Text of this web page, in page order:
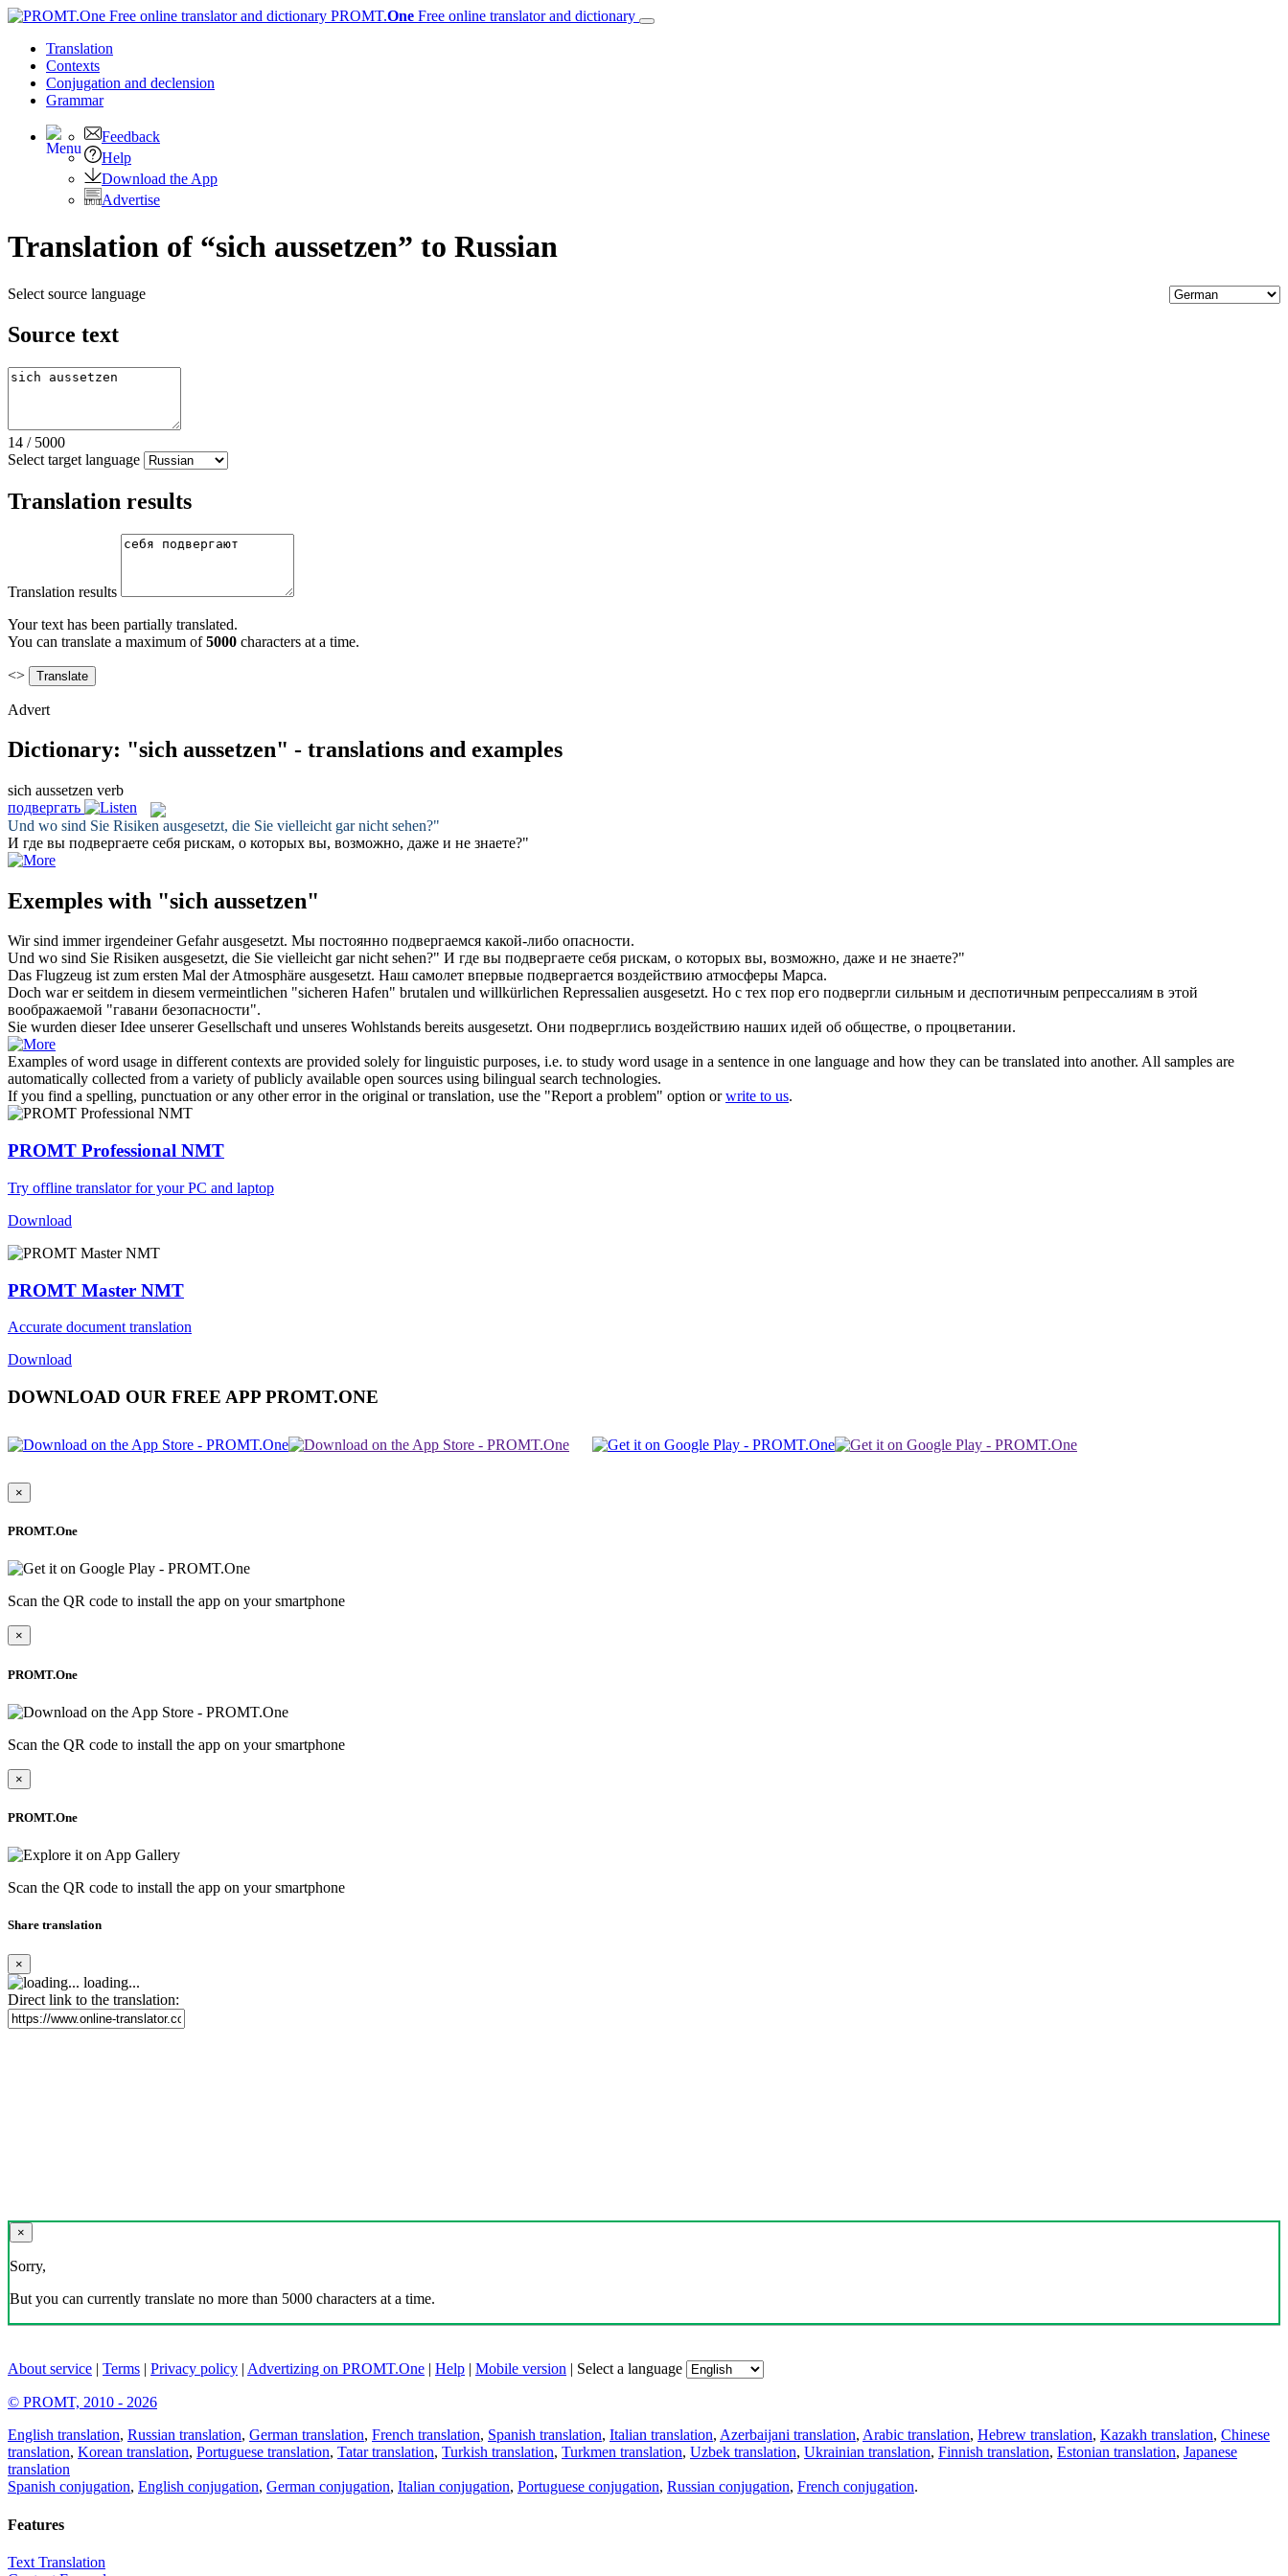
PROMT.One Free online translator and dictionary
Translation
Contexts
Conjugation and declension
Grammar
Feedback
Help
Download the App
Advertise
Translation of “sich aussetzen” to Russian
Select source language
Source text
14 / 5000
Select target language
Translation results
Translation results
Your text has been partially translated.
You can translate a maximum of5000 characters at a time.
<>
Advert
Dictionary: "sich aussetzen" - translations and examples
sich aussetzen verb
подвергать
Und wo sind Sie Risiken ausgesetzt, die Sie vielleicht gar nicht sehen?"
И где вы подвергаете себя рискам, о которых вы, возможно, даже и не знаете?"
Exemples with "sich aussetzen"
Wir sind immer irgendeiner Gefahrausgesetzt. Мы постоянно подвергаемся какой-либо опасности.
Und wo sind Sie Risiken ausgesetzt, die Sie vielleicht gar nicht sehen?" И где вы подвергаете себя рискам, о которых вы, возможно, даже и не знаете?"
Das Flugzeug ist zum ersten Mal der Atmosphäre ausgesetzt. Наш самолет впервые подвергается воздействию атмосферы Марса.
Doch war er seitdem in diesem vermeintlichen "sicheren Hafen" brutalen und willkürlichen Repressalien ausgesetzt. Но с тех пор его подвергли сильным и деспотичным репрессалиям в этой
воображаемой "гавани безопасности".
Sie wurden dieser Idee unserer Gesellschaft und unseres Wohlstands bereits ausgesetzt. Они подверглись воздействию наших идей об обществе, о процветании.
Examples of word usage in different contexts are provided solely for linguistic purposes, i.e. to study word usage in a sentence in one language and how they can be translated into another. All samples are
automatically collected from a variety of publicly available open sources using bilingual search technologies.
If you find a spelling, punctuation or any other error in the original or translation, use the "Report a problem" option orwrite to us.
PROMT Professional NMT
Try offline translator for your PC and laptop
Download
PROMT Master NMT
Accurate document translation
Download
DOWNLOAD OUR FREE APP PROMT.ONE
×
PROMT.One
Scan the QR code to install the app on your smartphone
×
PROMT.One
Scan the QR code to install the app on your smartphone
×
PROMT.One
Scan the QR code to install the app on your smartphone
Share translation
×
loading...
Direct link to the translation:
×
Sorry,
But you can currently translate no more than 5000 characters at a time.
About service | Terms | Privacy policy | Advertizing on PROMT.One | Help | Mobile version | Select a language
© PROMT, 2010 - 2026
English translation, Russian translation, German translation, French translation, Spanish translation, Italian translation, Azerbaijani translation, Arabic translation, Hebrew translation, Kazakh translation, Chinese
translation, Korean translation, Portuguese translation, Tatar translation, Turkish translation, Turkmen translation, Uzbek translation, Ukrainian translation, Finnish translation, Estonian translation, Japanese
translation
Spanish conjugation, English conjugation, German conjugation, Italian conjugation, Portuguese conjugation, Russian conjugation, French conjugation.
Features
Text Translation